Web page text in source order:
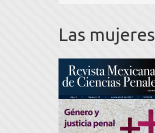
Las
Barra
lateral
del
artículo